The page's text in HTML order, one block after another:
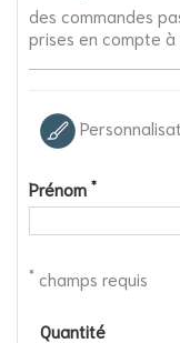
des commandes
prises en compte
Prénom *
* champs requis
Quantité